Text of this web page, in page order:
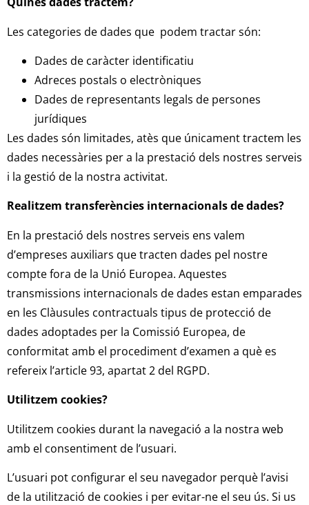
Les categories de dades que podem tractar són:
Dades de caràcter identificatiu
Adreces postals o electròniques
Dades de representants legals de persones
jurídiques
Les dades són limitades, atès que únicament tractem les
dades necessàries per a la prestació dels nostres serveis
i la gestió de la nostra activitat.
Realitzem transferències internacionals de dades?
En la prestació dels nostres serveis ens valem
d’empreses auxiliars que tracten dades pel nostre
compte fora de la Unió Europea. Aquestes
transmissions internacionals de dades estan emparades
en les Clàusules contractuals tipus de protecció de
dades adoptades per la Comissió Europea, de
conformitat amb el procediment d’examen a què es
refereix l’article 93, apartat 2 del RGPD.
Utilitzem cookies?
Utilitzem cookies durant la navegació a la nostra web
amb el consentiment de l’usuari.
L’usuari pot configurar el seu navegador perquè l’avisi
de la utilització de cookies i per evitar-ne el seu ús. Si us